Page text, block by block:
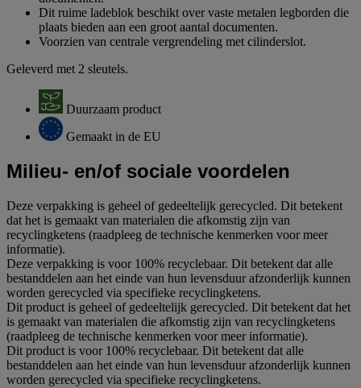
Dit ruime ladeblok beschikt over vaste metalen legborden die
plaats bieden aan een groot aantal documenten.
Voorzien van centrale vergrendeling met cilinderslot.
Geleverd met 2 sleutels.
Duurzaam product
Gemaakt in de EU
Milieu- en/of sociale voordelen
Deze verpakking is geheel of gedeeltelijk gerecycled. Dit betekent
dat het is gemaakt van materialen die afkomstig zijn van
recyclingketens (raadpleeg de technische kenmerken voor meer
informatie).
Deze verpakking is voor 100% recyclebaar. Dit betekent dat alle
bestanddelen aan het einde van hun levensduur afzonderlijk kunnen
worden gerecycled via specifieke recyclingketens.
Dit product is geheel of gedeeltelijk gerecycled. Dit betekent dat het
is gemaakt van materialen die afkomstig zijn van recyclingketens
(raadpleeg de technische kenmerken voor meer informatie).
Dit product is voor 100% recyclebaar. Dit betekent dat alle
bestanddelen aan het einde van hun levensduur afzonderlijk kunnen
worden gerecycled via specifieke recyclingketens.